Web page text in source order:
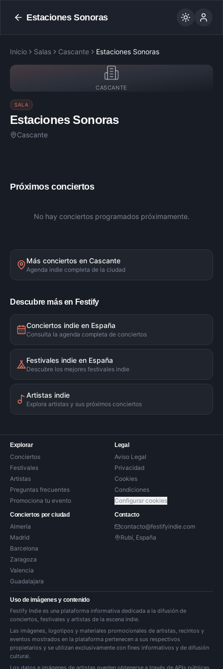
Estaciones Sonoras
Inicio Salas Cascante Estaciones Sonoras
CASCANTE
SALA
Estaciones Sonoras
Cascante
Próximos conciertos
No hay conciertos programados próximamente.
Más conciertos en Cascante
Agenda indie completa de la ciudad
Descubre más en Festify
Conciertos indie en España
Consulta la agenda completa de conciertos
Festivales indie en España
Descubre los mejores festivales indie
Artistas indie
Explora artistas y sus próximos conciertos
Explorar
Conciertos
Festivales
Artistas
Preguntas frecuentes
Promociona tu evento
Legal
Aviso Legal
Privacidad
Cookies
Condiciones
Configurar cookies
Conciertos por ciudad
Almería
Madrid
Barcelona
Zaragoza
Valencia
Guadalajara
Contacto
contacto@festifyindie.com
Rubí, España
Uso de imágenes y contenido
Festify Indie es una plataforma informativa dedicada a la difusión de
conciertos, festivales y artistas de la escena indie.
Las imágenes, logotipos y materiales promocionales de artistas, recintos y
eventos mostrados en la plataforma pertenecen a sus respectivos
propietarios y se utilizan exclusivamente con fines informativos y de difusión
cultural.
Los datos e imágenes de artistas pueden obtenerse a través de APIs públicas